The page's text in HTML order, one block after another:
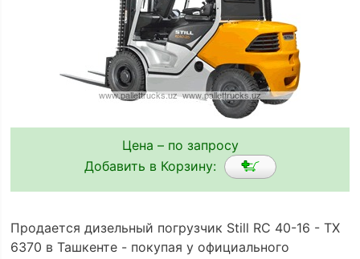
Цена – по запросу
Добавить в Корзину:
Продается дизельный погрузчик Still RC 40-16 - TX
6370 в Ташкенте - покупая у официального